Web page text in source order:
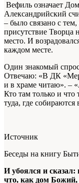
Вефиль означает
Александрийский
– было связано с
присутствие Творца
место. И
каждом месте.
Один знакомый
Отвечаю: «В ДК
и в храме читаю». –
Кто там только и
туда, где
Источник
Беседы на книгу
И убоялся и сказал:
что, как дом Божий,